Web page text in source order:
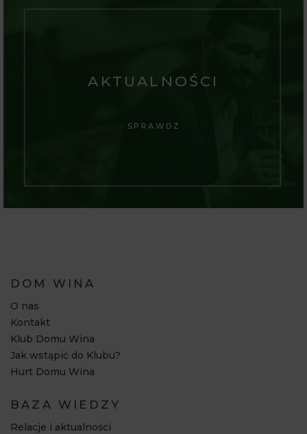
AKTUALNOŚCI
SPRAWDŹ
DOM WINA
O nas
Kontakt
Klub Domu Wina
Jak wstąpić do Klubu?
Hurt Domu Wina
BAZA WIEDZY
Relacje i aktualności